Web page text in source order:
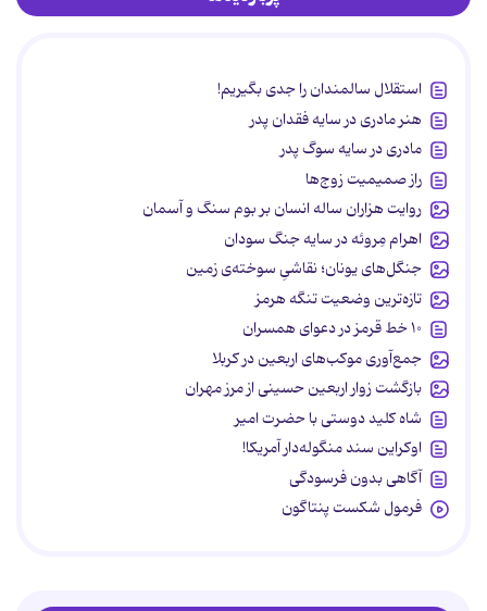
استقلال سالمندان را جدی بگیریم!
هنر مادری در سایه‌ فقدان پدر
مادری در سایه سوگ پدر
راز صمیمیت زوج‌ها
روایت هزاران ساله انسان بر بوم سنگ و آسمان
اهرام مِروئه در سایه جنگ سودان
جنگل‌های یونان؛ نقاشیِ سوخته‌ی زمین
تازه‌ترین وضعیت تنگه هرمز
۱۰ خط قرمز در دعوای همسران
جمع‌آوری موکب‌های اربعین در کربلا
بازگشت زوار اربعین حسینی از مرز مهران
شاه کلید دوستی با حضرت امیر
اوکراین سند منگوله‌دار آمریکا!
آگاهی بدون فرسودگی
فرمول شکست پنتاگون